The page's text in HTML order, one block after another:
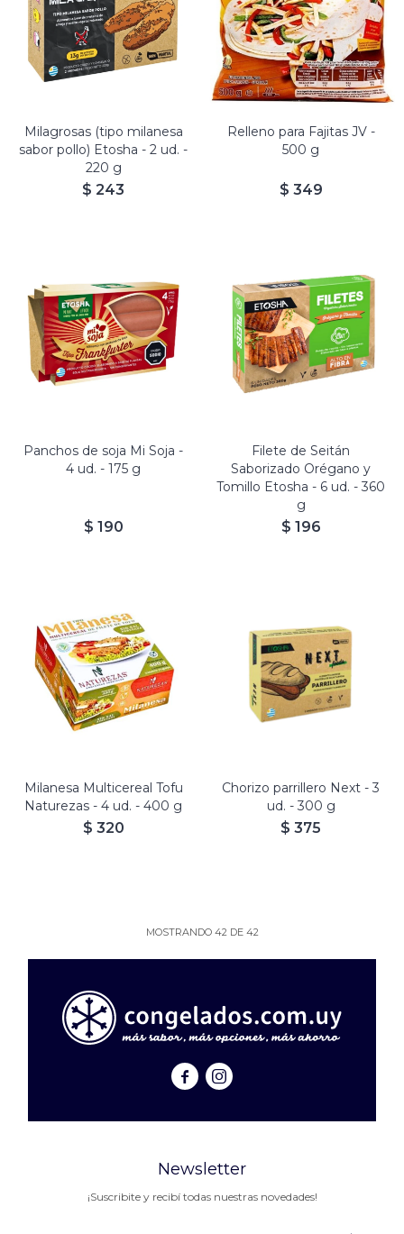
Milagrosas (tipo milanesa
sabor pollo) Etosha - 2 ud. -
220 g
$ 243
Relleno para Fajitas JV -
500 g
$ 349
Panchos de soja Mi Soja -
4 ud. - 175 g
$ 190
Filete de Seitán
Saborizado Orégano y
Tomillo Etosha - 6 ud. - 360
g
$ 196
Milanesa Multicereal Tofu
Naturezas - 4 ud. - 400 g
$ 320
Chorizo parrillero Next - 3
ud. - 300 g
$ 375
MOSTRANDO 42DE 42
 
Newsletter
¡Suscribite y recibí todas nuestras novedades!